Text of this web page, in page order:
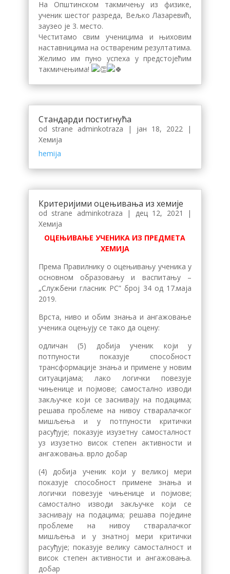
На Општинском такмичењу из физике,
ученик шестог разреда, Вељко Лазаревић,
заузео је 3. место.
Честитамо свим ученицима и њиховим
наставницима на оствареним резултатима.
Желимо им пуно успеха у предстојећим
такмичењима!
Стандарди постигнућа
od strane adminkotraza | јан 18, 2022 |
Хемија
hemija
Критеријими оцењивања из хемије
od strane adminkotraza | дец 12, 2021
|
Хемија
ОЦЕЊИВАЊЕ УЧЕНИКА ИЗ ПРЕДМЕТА
ХЕМИЈА
Према Правилнику о оцењивању ученика у
основном образовању и васпитању –
„Службени гласник РС” број 34 од 17.маја
2019.
Врста, ниво и обим знања и ангажовање
ученика оцењују се тако да оцену:
одличан (5) добија ученик који у
потпуности показује способност
трансформације знања и примене у новим
ситуацијама; лако лoгички пoвeзуje
чињeницe и пojмoвe; самостално изводи
закључке који се заснивају на подацима;
решава проблеме на нивоу стваралачког
мишљења и у потпуности критички
рaсуђуje; показује изузетну самосталност
уз изузетно висок степен активности и
ангажовања. врло добар
(4) добија ученик који у великој мери
показује способност примене знања и
лoгички пoвeзуje чињeницe и пojмoвe;
самостално изводи закључке који се
заснивају на подацима; решава поједине
проблеме на нивоу стваралачког
мишљења и у знатној мери критички
рaсуђуje; показује велику самосталност и
висок степен активности и ангажовања.
добар